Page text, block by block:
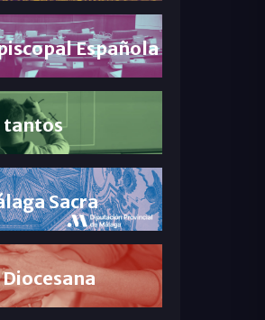
Española
tantos
Sacra